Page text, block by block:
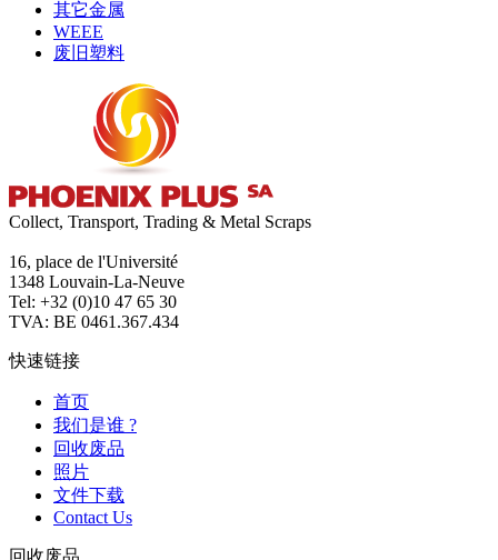
其它金属
WEEE
废旧塑料
Collect, Transport, Trading & Metal Scraps
16, place de l'Université
1348 Louvain-La-Neuve
Tel: +32 (0)10 47 65 30
TVA: BE 0461.367.434
快速链接
首页
我们是谁 ?
回收废品
照片
文件下载
Contact Us
回收废品